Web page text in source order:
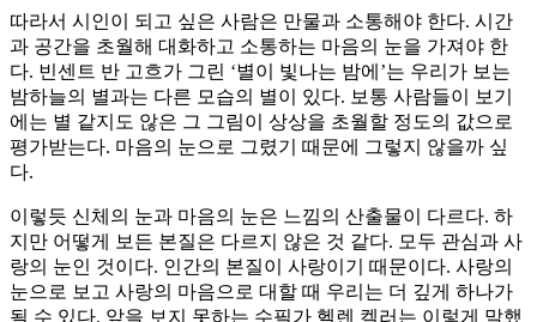
따라서 시인이 되고 싶은 사람은 만물과 소통해야 한다. 시간
과 공간을 초월해 대화하고 소통하는 마음의 눈을 가져야 한
다. 빈센트 반 고흐가 그린 ‘별이 빛나는 밤에’는 우리가 보는
밤하늘의 별과는 다른 모습의 별이 있다. 보통 사람들이 보기
에는 별 같지도 않은 그 그림이 상상을 초월할 정도의 값으로
평가받는다. 마음의 눈으로 그렸기 때문에 그렇지 않을까 싶
다.
이렇듯 신체의 눈과 마음의 눈은 느낌의 산출물이 다르다. 하
지만 어떻게 보든 본질은 다르지 않은 것 같다. 모두 관심과 사
랑의 눈인 것이다. 인간의 본질이 사랑이기 때문이다. 사랑의
눈으로 보고 사랑의 마음으로 대할 때 우리는 더 깊게 하나가
될 수 있다. 앞을 보지 못하는 수필가 헬렌 켈러는 이렇게 말했